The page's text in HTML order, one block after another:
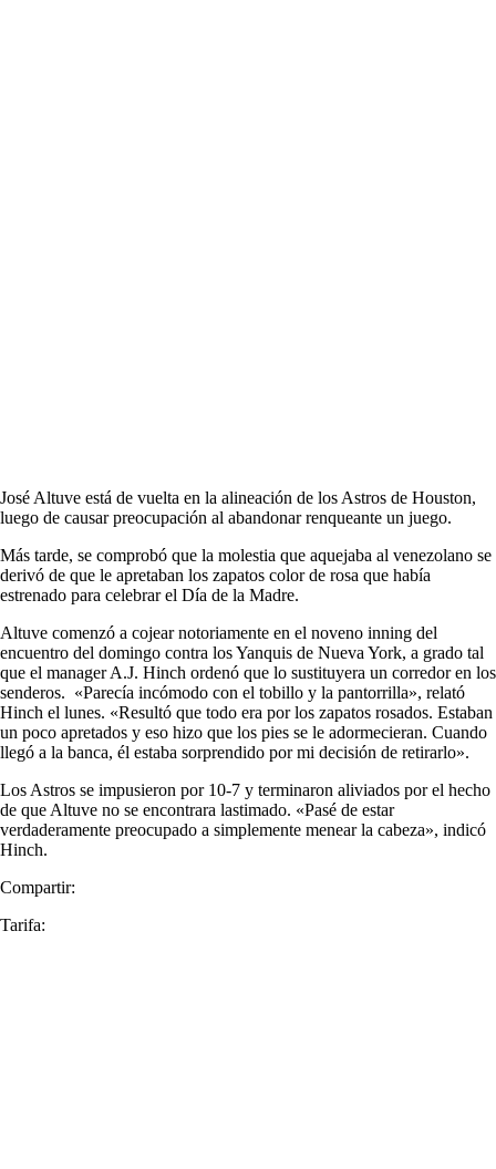
José Altuve está de vuelta en la alineación de los Astros de Houston,
luego de causar preocupación al abandonar renqueante un juego.
Más tarde, se comprobó que la molestia que aquejaba al venezolano se
derivó de que le apretaban los zapatos color de rosa que había
estrenado para celebrar el Día de la Madre.
Altuve comenzó a cojear notoriamente en el noveno inning del
encuentro del domingo contra los Yanquis de Nueva York, a grado tal
que el manager A.J. Hinch ordenó que lo sustituyera un corredor en los
senderos. «Parecía incómodo con el tobillo y la pantorrilla», relató
Hinch el lunes. «Resultó que todo era por los zapatos rosados. Estaban
un poco apretados y eso hizo que los pies se le adormecieran. Cuando
llegó a la banca, él estaba sorprendido por mi decisión de retirarlo».
Los Astros se impusieron por 10-7 y terminaron aliviados por el hecho
de que Altuve no se encontrara lastimado. «Pasé de estar
verdaderamente preocupado a simplemente menear la cabeza», indicó
Hinch.
Compartir:
Tarifa: